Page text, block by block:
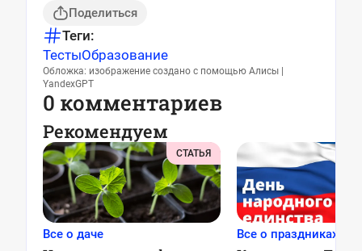
Поделиться
Теги:
ТестыОбразование
Обложка: изображение создано с помощью Алисы |
YandexGPT
0 комментариев
Рекомендуем
СТАТЬЯ
Все о даче Все о праздниках